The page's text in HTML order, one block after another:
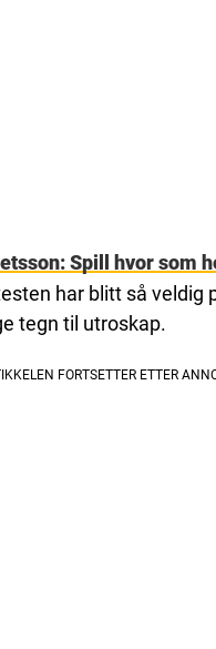
Spill hvor som
har blitt så
tegn til utroskap.